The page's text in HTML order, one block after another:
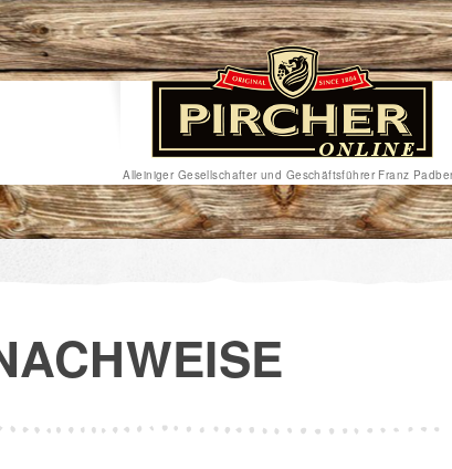
Alleiniger Gesellschafter und Geschäftsführer Franz